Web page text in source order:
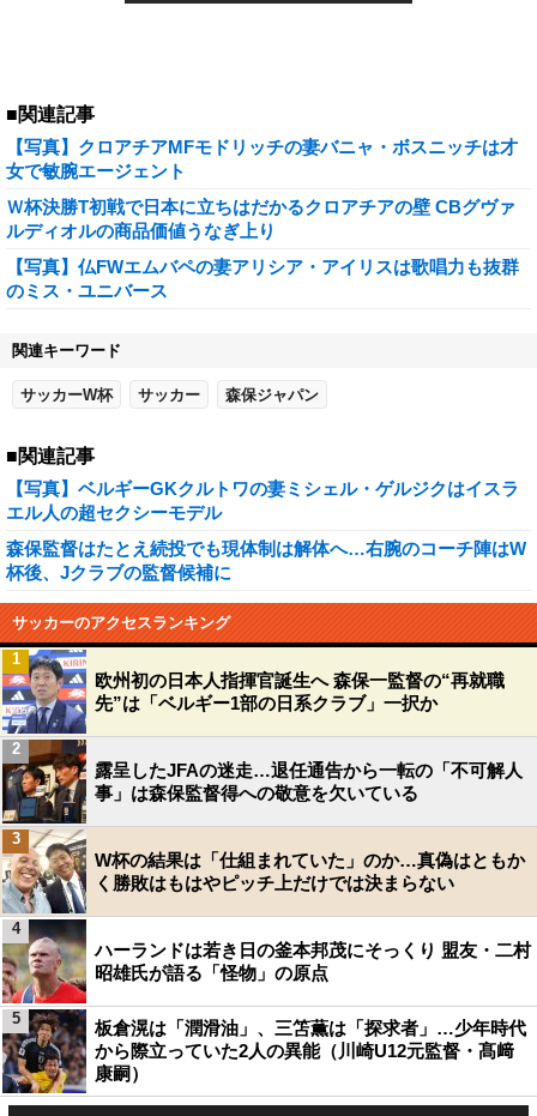
■関連記事
【写真】クロアチアMFモドリッチの妻バニャ・ボスニッチは才
女で敏腕エージェント
Ｗ杯決勝T初戦で日本に立ちはだかるクロアチアの壁 CBグヴァ
ルディオルの商品価値うなぎ上り
【写真】仏FWエムバペの妻アリシア・アイリスは歌唱力も抜群
のミス・ユニバース
関連キーワード
サッカーW杯 サッカー 森保ジャパン
■関連記事
【写真】ベルギーGKクルトワの妻ミシェル・ゲルジクはイスラ
エル人の超セクシーモデル
森保監督はたとえ続投でも現体制は解体へ…右腕のコーチ陣はW
杯後、Jクラブの監督候補に
サッカーのアクセスランキング
欧州初の日本人指揮官誕生へ 森保一監督の“再就職
先”は「ベルギー1部の日系クラブ」一択か
1
露呈したJFAの迷走…退任通告から一転の「不可解人
事」は森保監督得への敬意を欠いている
2
W杯の結果は「仕組まれていた」のか…真偽はともか
く勝敗はもはやピッチ上だけでは決まらない
3
ハーランドは若き日の釜本邦茂にそっくり 盟友・二村
昭雄氏が語る「怪物」の原点
4
板倉滉は「潤滑油」、三笘薫は「探求者」…少年時代
から際立っていた2人の異能（川崎U12元監督・髙﨑
康嗣）
5